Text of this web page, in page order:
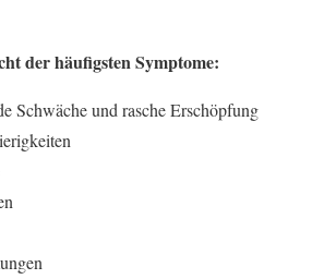
der häufigsten Symptome:
Schwäche und rasche Erschöpfung